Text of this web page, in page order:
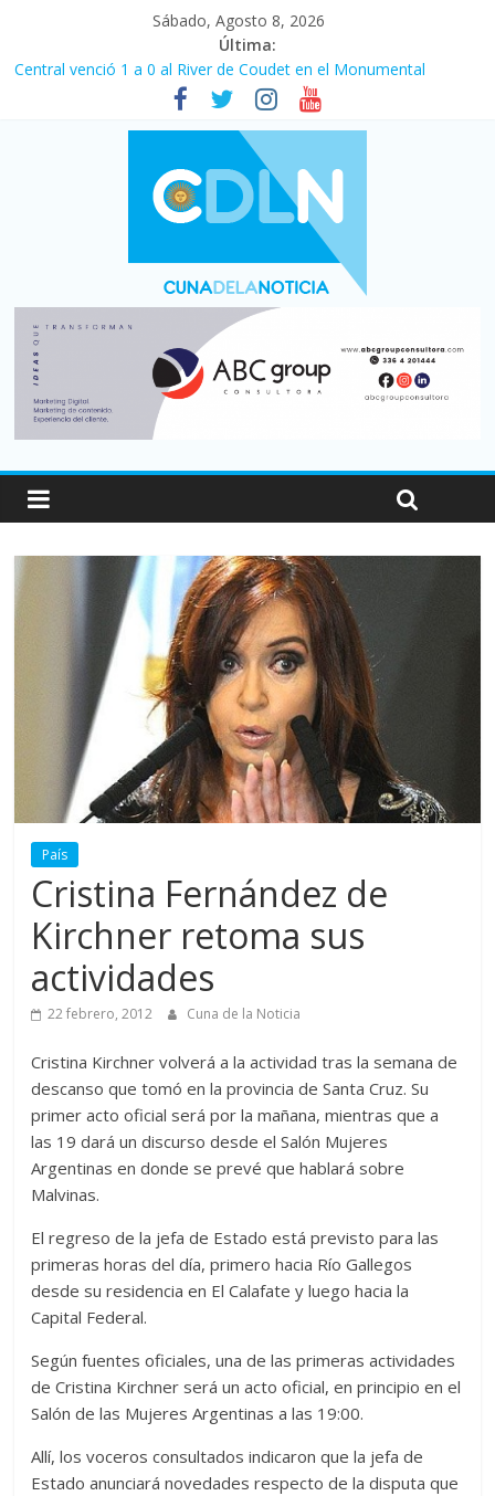
Sábado, Agosto 8, 2026
Última:
Central venció 1 a 0 al River de Coudet en el Monumental
La morosidad alcanzó su nivel más alto en dos décadas y ya
afecta a 400 mil deudores en Santa Fe
Desde que asumió Milei cerraron 41.000 kioscos: el sector
denuncia crisis como en 2001
Vacaciones de invierno con más movimiento y consumo
turístico: 4,6 millones de personas viajaron por el país, un 5,9%
Fuerte caída de la venta de autos usados en julio: bajó un 12,6%
País
Cristina Fernández de
Kirchner retoma sus
actividades
22 febrero, 2012 Cuna de la Noticia
Cristina Kirchner volverá a la actividad tras la semana de
descanso que tomó en la provincia de Santa Cruz. Su
primer acto oficial será por la mañana, mientras que a
las 19 dará un discurso desde el Salón Mujeres
Argentinas en donde se prevé que hablará sobre
Malvinas.
El regreso de la jefa de Estado está previsto para las
primeras horas del día, primero hacia Río Gallegos
desde su residencia en El Calafate y luego hacia la
Capital Federal.
Según fuentes oficiales, una de las primeras actividades
de Cristina Kirchner será un acto oficial, en principio en el
Salón de las Mujeres Argentinas a las 19:00.
Allí, los voceros consultados indicaron que la jefa de
Estado anunciará novedades respecto de la disputa que